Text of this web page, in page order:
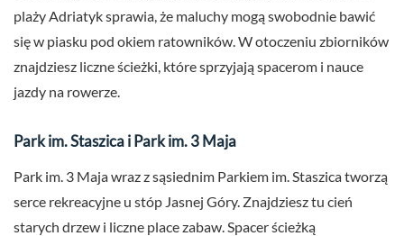
plaży Adriatyk sprawia, że maluchy mogą swobodnie bawić
się w piasku pod okiem ratowników. W otoczeniu zbiorników
znajdziesz liczne ścieżki, które sprzyjają spacerom i nauce
jazdy na rowerze.
Park im. Staszica i Park im. 3 Maja
Park im. 3 Maja wraz z sąsiednim Parkiem im. Staszica tworzą
serce rekreacyjne u stóp Jasnej Góry. Znajdziesz tu cień
starych drzew i liczne place zabaw. Spacer ścieżką